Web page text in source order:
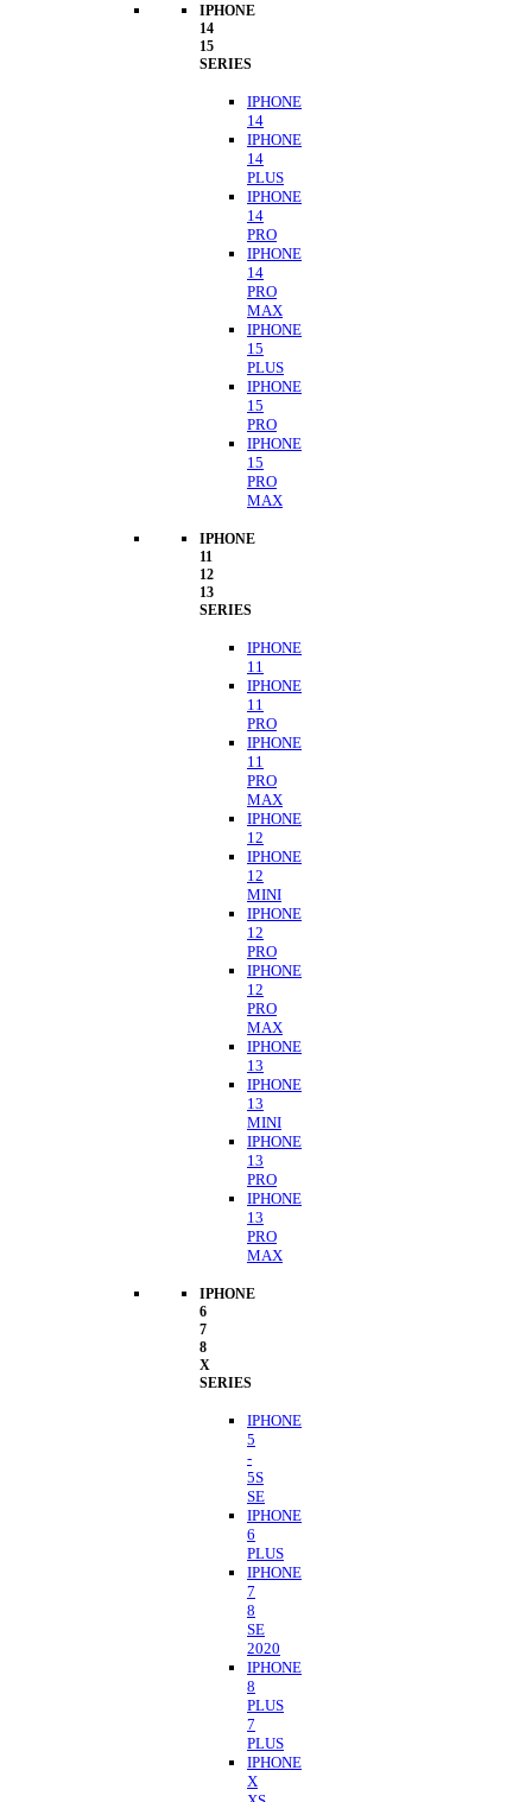
IPHONE
14
15
SERIES
IPHONE
14
IPHONE
14
PLUS
IPHONE
14
PRO
IPHONE
14
PRO
MAX
IPHONE
15
PLUS
IPHONE
15
PRO
IPHONE
15
PRO
MAX
IPHONE
11
12
13
SERIES
IPHONE
11
IPHONE
11
PRO
IPHONE
11
PRO
MAX
IPHONE
12
IPHONE
12
MINI
IPHONE
12
PRO
IPHONE
12
PRO
MAX
IPHONE
13
IPHONE
13
MINI
IPHONE
13
PRO
IPHONE
13
PRO
MAX
IPHONE
6
7
8
X
SERIES
IPHONE
5
-
5S
SE
IPHONE
6
PLUS
IPHONE
7
8
SE
2020
IPHONE
8
PLUS
7
PLUS
IPHONE
X